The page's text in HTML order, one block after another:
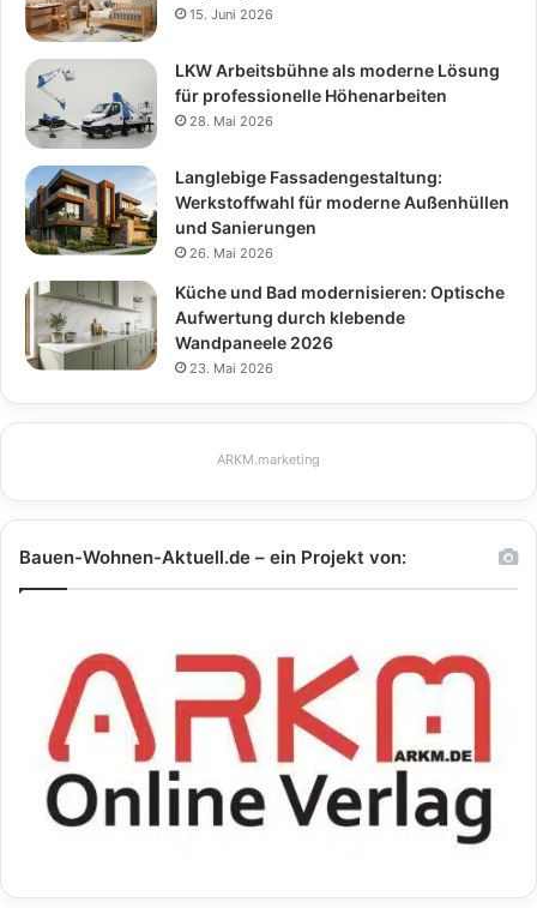
15. Juni 2026
LKW Arbeitsbühne als moderne Lösung
für professionelle Höhenarbeiten
28. Mai 2026
Langlebige Fassadengestaltung:
Werkstoffwahl für moderne Außenhüllen
und Sanierungen
26. Mai 2026
Küche und Bad modernisieren: Optische
Aufwertung durch klebende
Wandpaneele 2026
23. Mai 2026
ARKM.marketing
Bauen-Wohnen-Aktuell.de – ein Projekt von: